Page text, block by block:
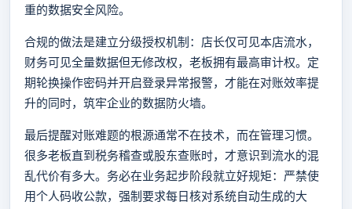
重的数据安全风险。
合规的做法是建立分级授权机制：店长仅可见本店流水，
财务可见全量数据但无修改权，老板拥有最高审计权。定
期轮换操作密码并开启登录异常报警，才能在对账效率提
升的同时，筑牢企业的数据防火墙。
最后提醒对账难题的根源通常不在技术，而在管理习惯。
很多老板直到税务稽查或股东查账时，才意识到流水的混
乱代价有多大。务必在业务起步阶段就立好规矩：严禁使
用个人码收公款，强制要求每日核对系统自动生成的大